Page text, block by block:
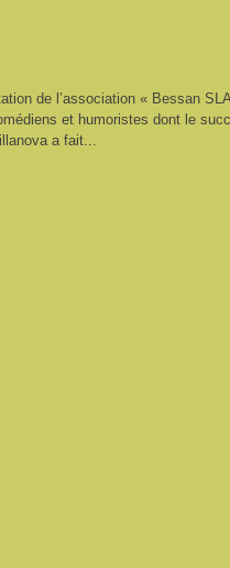
de l’association « Bessan
et humoristes dont le
a fait...